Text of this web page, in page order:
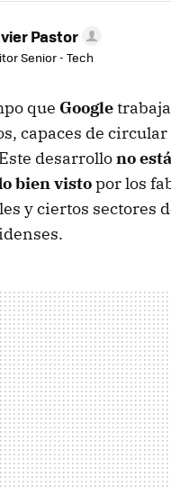
Pastor
Senior - Tech
que Google
capaces de
desarrollono
bien vistopor los
y ciertos sectores